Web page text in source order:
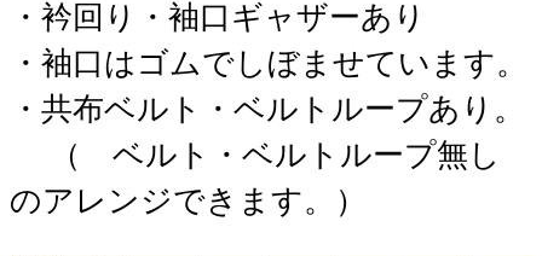
・衿回り・袖口ギャザーあり
・袖口はゴムでしぼませています。
・共布ベルト・ベルトループあり。
（ ベルト・ベルトループ無し
のアレンジできます。）